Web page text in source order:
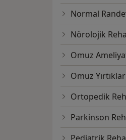
Normal
Nörolojik
Omuz
Omuz
Ortopedik
Parkinson